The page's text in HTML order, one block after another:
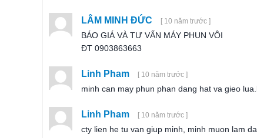
LÂM MINH ĐỨC [ 10 năm trước ]
BÁO GIÁ VÀ TƯ VẤN MÁY PHUN VÔI
ĐT 0903863663
Linh Pham [ 10 năm trước ]
minh can may phun phan dang hat va gieo
Linh Pham [ 10 năm trước ]
cty lien he tu van giup minh, minh muon lam